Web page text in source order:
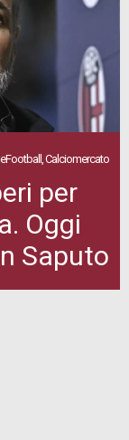
Calciomercato
per
Oggi
Saputo